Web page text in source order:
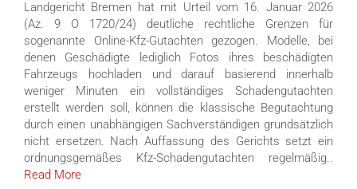
Landgericht Bremen hat mit Urteil vom 16. Januar 2026
(Az. 9 O 1720/24) deutliche rechtliche Grenzen für
sogenannte Online-Kfz-Gutachten gezogen. Modelle, bei
denen Geschädigte lediglich Fotos ihres beschädigten
Fahrzeugs hochladen und darauf basierend innerhalb
weniger Minuten ein vollständiges Schadengutachten
erstellt werden soll, können die klassische Begutachtung
durch einen unabhängigen Sachverständigen grundsätzlich
nicht ersetzen. Nach Auffassung des Gerichts setzt ein
ordnungsgemäßes Kfz-Schadengutachten regelmäßig..
Read More